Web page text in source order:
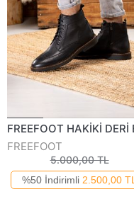
FREEFOOT
5.000,00 TL
%50 İndirimli 2.500,00 TL